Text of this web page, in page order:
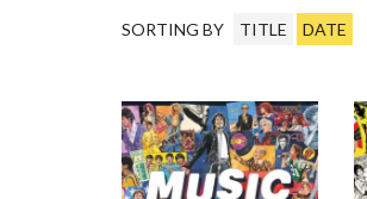
SORTING BY TITLE DATE